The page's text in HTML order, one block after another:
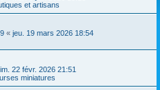
et artisans
« jeu. 19 mars 2026 18:54
22 févr. 2026 21:51
miniatures